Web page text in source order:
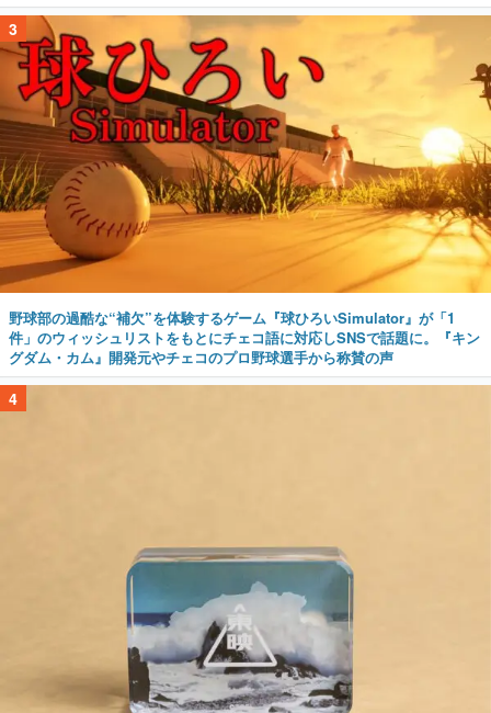
3
野球部の過酷な“補欠”を体験するゲーム『球ひろいSimulator』が「1
件」のウィッシュリストをもとにチェコ語に対応しSNSで話題に。『キン
グダム・カム』開発元やチェコのプロ野球選手から称賛の声
4